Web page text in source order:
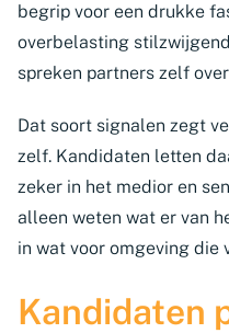
begrip voor een drukke
overbelasting
spreken partners zelf
Dat soort signalen zegt
zelf. Kandidaten letten
zeker in het medior en
alleen weten wat er van
in wat voor omgeving die
Kandidaten